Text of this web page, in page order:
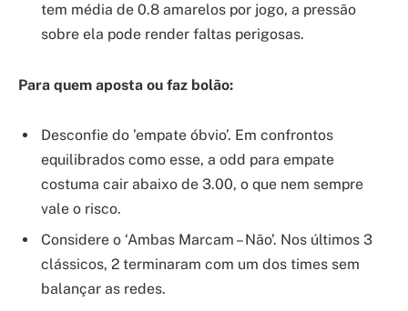
tem média de 0.8 amarelos por jogo, a pressão
sobre ela pode render faltas perigosas.
Para quem aposta ou faz bolão:
Desconfie do ’empate óbvio’. Em confrontos
equilibrados como esse, a odd para empate
costuma cair abaixo de 3.00, o que nem sempre
vale o risco.
Considere o ‘Ambas Marcam – Não’. Nos últimos 3
clássicos, 2 terminaram com um dos times sem
balançar as redes.